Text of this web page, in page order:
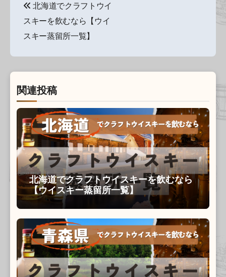
稿
ナ
ビ
ゲ
ー
シ
ョ
ン
北海道でクラフトウイ
スキーを飲むなら【ウイ
スキー蒸留所一覧】
関連投稿
北海道でクラフトウイスキーを飲むなら
【ウイスキー蒸留所一覧】